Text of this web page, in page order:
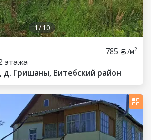
1/10
785 /м2
этажа
д. Гришаны, Витебский район